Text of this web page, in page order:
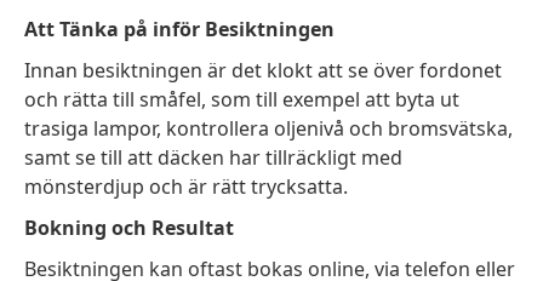
Att Tänka på inför Besiktningen
Innan besiktningen är det klokt att se över fordonet
och rätta till småfel, som till exempel att byta ut
trasiga lampor, kontrollera oljenivå och bromsvätska,
samt se till att däcken har tillräckligt med
mönsterdjup och är rätt trycksatta.
Bokning och Resultat
Besiktningen kan oftast bokas online, via telefon eller